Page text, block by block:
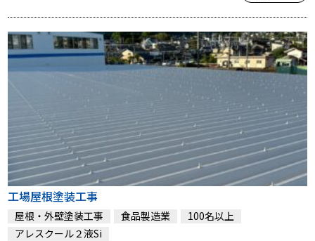
工場屋根塗装工事
屋根・外壁塗装工事 食品製造業
100名以上
アレスクール２液Si